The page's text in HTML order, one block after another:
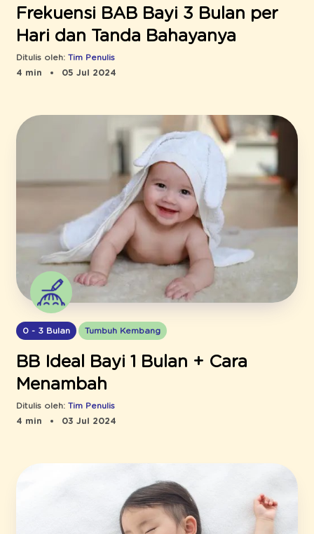
Frekuensi BAB Bayi 3 Bulan per
Hari dan Tanda Bahayanya
Ditulis oleh: Tim Penulis
4 min
05 Jul 2024
0 - 3 Bulan Tumbuh Kembang
BB Ideal Bayi 1 Bulan + Cara
Menambah
Ditulis oleh: Tim Penulis
4 min
03 Jul 2024